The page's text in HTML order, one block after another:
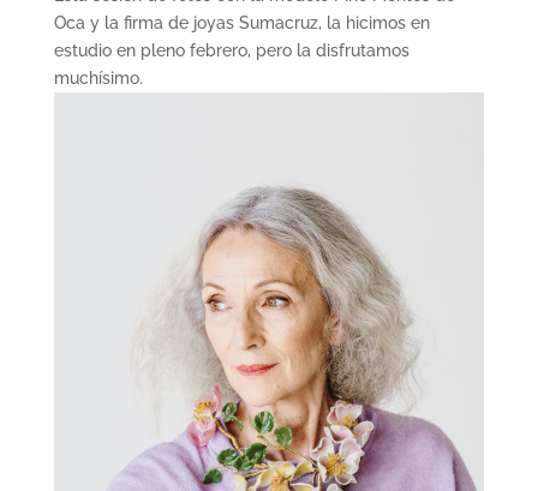
Oca y la firma de joyas Sumacruz, la hicimos en
estudio en pleno febrero, pero la disfrutamos
muchísimo.